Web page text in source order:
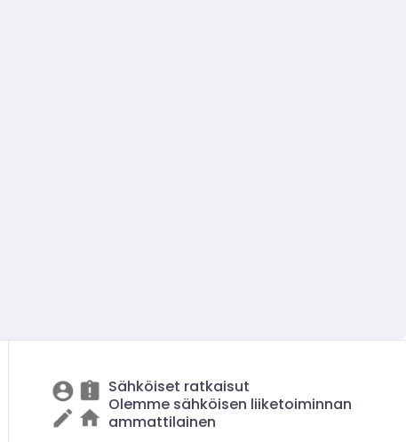
Sähköiset ratkaisut
Olemme sähköisen liiketoiminnan
ammattilainen